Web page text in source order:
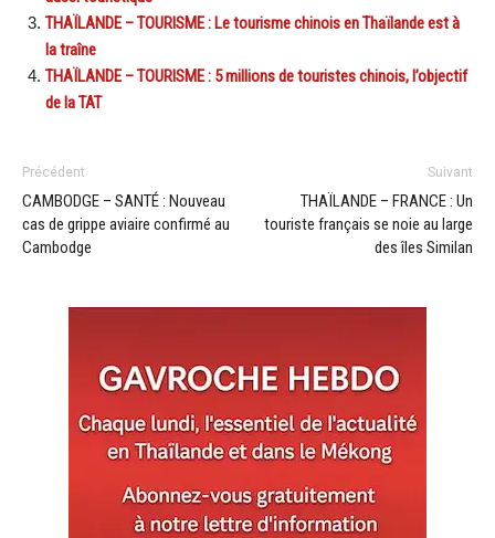
THAÏLANDE – TOURISME : Le tourisme chinois en Thaïlande est à
la traîne
THAÏLANDE – TOURISME : 5 millions de touristes chinois, l’objectif
de la TAT
Précédent
CAMBODGE – SANTÉ : Nouveau
cas de grippe aviaire confirmé au
Cambodge
Suivant
THAÏLANDE – FRANCE : Un
touriste français se noie au large
des îles Similan